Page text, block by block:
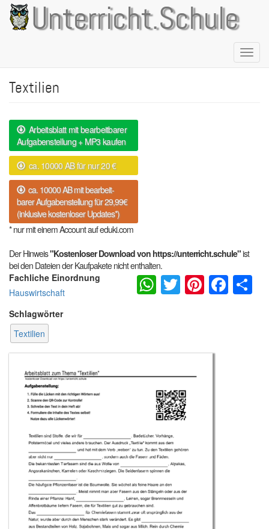
Direkt
zum
Inhalt
Unterricht.Schule
Textilien
Arbeitsblatt mit bearbeitbarer
Aufgabenstellung + MP3 kaufen
ca. 10000 AB für nur 20 €
ca. 10000 AB mit bearbeit-
barer Aufgabenstellung für 29,99€
(inklusive kostenloser Updates*)
* nur mit einem Account auf eduki.com
Der Hinweis"Kostenloser Download von https://unterricht.schule"ist
bei den Dateien der Kaufpakete nicht enthalten.
Fachliche Einordnung
Hauswirtschaft
Schlagwörter
Textilien
WhatsApp
Twitter